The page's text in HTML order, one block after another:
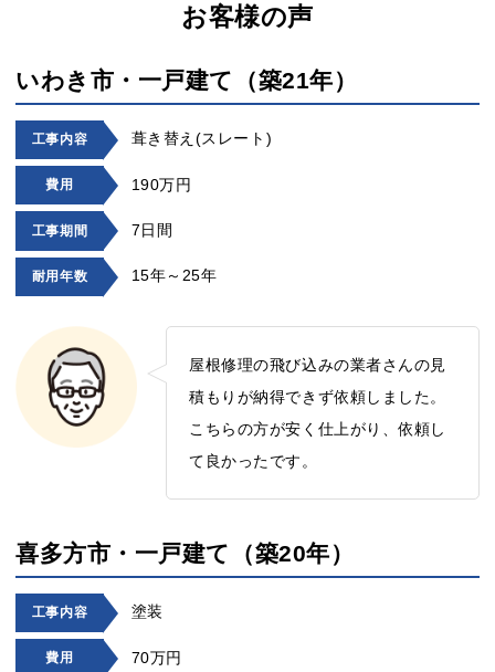
お客様の声
いわき市・一戸建て（築21年）
工事内容 葺き替え(スレート)
費用 190万円
工事期間 7日間
耐用年数 15年～25年
屋根修理の飛び込みの業者さんの見
積もりが納得できず依頼しました。
こちらの方が安く仕上がり、依頼し
て良かったです。
喜多方市・一戸建て（築20年）
工事内容 塗装
費用 70万円